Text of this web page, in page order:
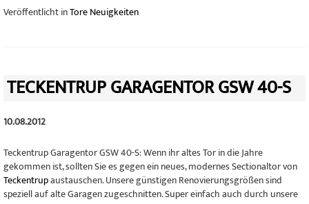
Veröffentlicht inTore Neuigkeiten
TECKENTRUP GARAGENTOR GSW 40-S
10.08.2012
Teckentrup Garagentor GSW 40-S: Wenn ihr altes Tor in die Jahre
gekommen ist, sollten Sie es gegen ein neues, modernes Sectionaltor von
Teckentrupaustauschen. Unsere günstigen Renovierungsgrößen sind
speziell auf alte Garagen zugeschnitten. Super einfach auch durch unsere